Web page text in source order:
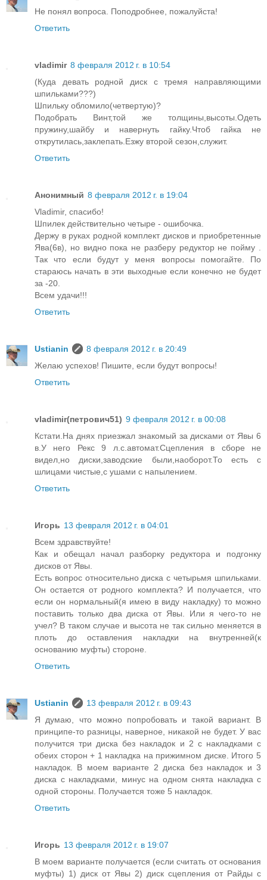
Не понял вопроса. Поподробнее, пожалуйста!
Ответить
vladimir 8 февраля 2012 г. в 10:54
(Куда девать родной диск с тремя направляющими
шпильками???)
Шпильку обломило(четвертую)?
Подобрать Винт,той же толщины,высоты.Одеть
пружину,шайбу и навернуть гайку.Чтоб гайка не
открутилась,заклепать.Езжу второй сезон,служит.
Ответить
Анонимный 8 февраля 2012 г. в 19:04
Vladimir, спасибо!
Шпилек действительно четыре - ошибочка.
Держу в руках родной комплект дисков и приобретенные
Ява(6в), но видно пока не разберу редуктор не пойму .
Так что если будут у меня вопросы помогайте. По
стараюсь начать в эти выходные если конечно не будет
за -20.
Всем удачи!!!
Ответить
Ustianin
8 февраля 2012 г. в 20:49
Желаю успехов! Пишите, если будут вопросы!
Ответить
vladimir(петрович51) 9 февраля 2012 г. в 00:08
Кстати.На днях приезжал знакомый за дисками от Явы 6
в.У него Рекс 9 л.с.автомат.Сцепления в сборе не
видел,но диски,заводские были,наоборот.То есть с
шлицами чистые,с ушами с напылением.
Ответить
Игорь 13 февраля 2012 г. в 04:01
Всем здравствуйте!
Как и обещал начал разборку редуктора и подгонку
дисков от Явы.
Есть вопрос относительно диска с четырьмя шпильками.
Он остается от родного комплекта? И получается, что
если он нормальный(я имею в виду накладку) то можно
поставить только два диска от Явы. Или я чего-то не
учел? В таком случае и высота не так сильно меняется в
плоть до оставления накладки на внутренней(к
основанию муфты) стороне.
Ответить
Ustianin
13 февраля 2012 г. в 09:43
Я думаю, что можно попробовать и такой вариант. В
принципе-то разницы, наверное, никакой не будет. У вас
получится три диска без накладок и 2 с накладками с
обеих сторон + 1 накладка на прижимном диске. Итого 5
накладок. В моем варианте 2 диска без накладок и 3
диска с накладками, минус на одном снята накладка с
одной стороны. Получается тоже 5 накладок.
Ответить
Игорь 13 февраля 2012 г. в 19:07
В моем варианте получается (если считать от основания
муфты) 1) диск от Явы 2) диск сцепления от Райды с